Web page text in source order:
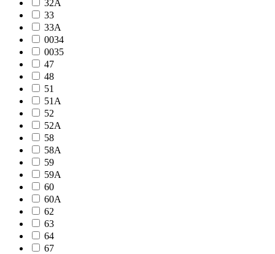
32A
33
33A
0034
0035
47
48
51
51A
52
52A
58
58A
59
59A
60
60A
62
63
64
67